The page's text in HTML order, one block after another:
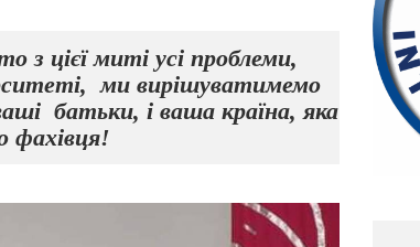
з цієї миті усі проблеми,
ми вирішуватимемо
батьки, і ваша країна, яка
фахівця!